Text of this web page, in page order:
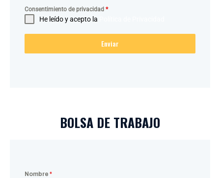
Consentimiento de privacidad *
He leído y acepto la
Enviar
BOLSA DE TRABAJO
Nombre *